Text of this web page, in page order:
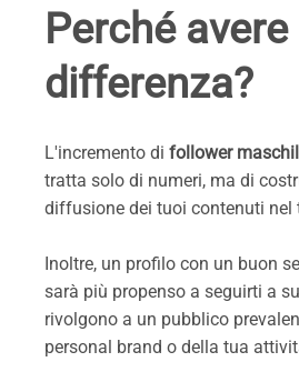
Perché
differenza?
L'incremento di follower
tratta solo di numeri, ma di
diffusione dei tuoi contenuti nel
Inoltre, un profilo con un buon
sarà più propenso a seguirti a
rivolgono a un pubblico
personal brand o della tua